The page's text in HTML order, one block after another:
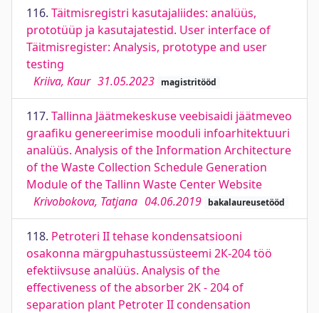
116. Täitmisregistri kasutajaliides: analüüs,
prototüüp ja kasutajatestid. User interface of
Täitmisregister: Analysis, prototype and user
testing
Kriiva, Kaur 31.05.2023 magistritööd
117. Tallinna Jäätmekeskuse veebisaidi jäätmeveo
graafiku genereerimise mooduli infoarhitektuuri
analüüs. Analysis of the Information Architecture
of the Waste Collection Schedule Generation
Module of the Tallinn Waste Center Website
Krivobokova, Tatjana 04.06.2019 bakalaureusetööd
118. Petroteri II tehase kondensatsiooni
osakonna märgpuhastussüsteemi 2К-204 töö
efektiivsuse analüüs. Analysis of the
effectiveness of the absorber 2K - 204 of
separation plant Petroter II condensation